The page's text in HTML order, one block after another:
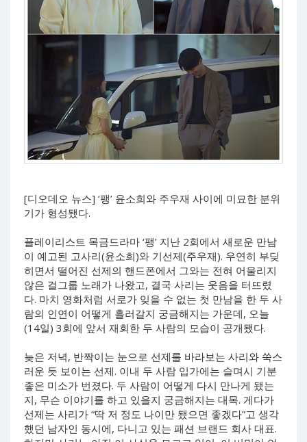
[디오데오 뉴스] ‘팽’ 윤소희와 주우재 사이에 미묘한 분위
기가 형성됐다.
플레이리스트 목금드라마 ‘팽’ 지난 2회에서 새로운 만남
이 예고된 고사리(윤소희)와 기선제(주우재). 우연히 부딪
히면서 떨어진 선제의 핸드폰에서 그와는 전혀 어울리지
않은 걸그룹 노래가 나왔고, 결국 사리는 웃음을 터뜨렸
다. 마치 영화처럼 서로가 잊을 수 없는 첫 만남을 한 두 사
람의 인연이 어떻게 흘러갈지 궁금해지는 가운데, 오늘
(14일) 3회에 앞서 재회한 두 사람의 모습이 공개됐다.
늦은 저녁, 반짝이는 눈으로 선제를 바라보는 사리와 쑥스
러운 듯 보이는 선제. 이내 두 사람 입가에는 슬며시 기분
좋은 미소가 번졌다. 두 사람이 어떻게 다시 만나게 됐는
지, 무슨 이야기를 하고 있을지 궁금해지는 대목. 게다가
선제는 사리가 “딱 저 정도 나이만 됐으면 좋겠다”고 생각
했던 남자인 동시에, 다니고 있는 패션 브랜드 회사 대표.